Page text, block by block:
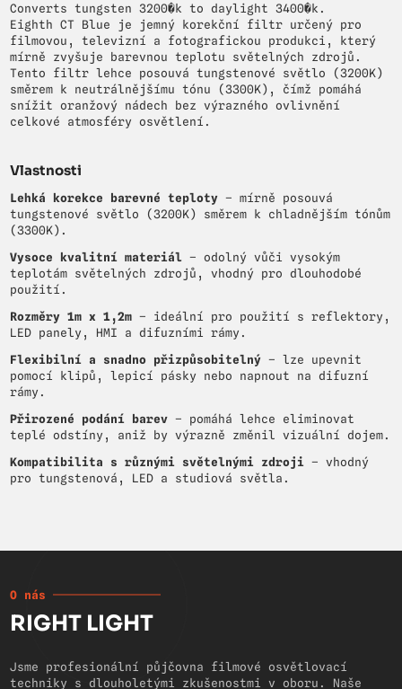
Converts tungsten 3200�k to daylight 3400�k.
Eighth CT Blue je jemný korekční filtr určený pro
filmovou, televizní a fotografickou produkci, který
mírně zvyšuje barevnou teplotu světelných zdrojů.
Tento filtr lehce posouvá tungstenové světlo (3200K)
směrem k neutrálnějšímu tónu (3300K), čímž pomáhá
snížit oranžový nádech bez výrazného ovlivnění
celkové atmosféry osvětlení.
Vlastnosti
Lehká korekce barevné teploty – mírně posouvá
tungstenové světlo (3200K) směrem k chladnějším tónům
(3300K).
Vysoce kvalitní materiál – odolný vůči vysokým
teplotám světelných zdrojů, vhodný pro dlouhodobé
použití.
Rozměry 1m x 1,2m – ideální pro použití s reflektory,
LED panely, HMI a difuzními rámy.
Flexibilní a snadno přizpůsobitelný – lze upevnit
pomocí klipů, lepicí pásky nebo napnout na difuzní
rámy.
Přirozené podání barev – pomáhá lehce eliminovat
teplé odstíny, aniž by výrazně změnil vizuální dojem.
Kompatibilita s různými světelnými zdroji – vhodný
pro tungstenová, LED a studiová světla.
O nás
RIGHT LIGHT
Jsme profesionální půjčovna filmové osvětlovací
techniky s dlouholetými zkušenostmi v oboru. Naše